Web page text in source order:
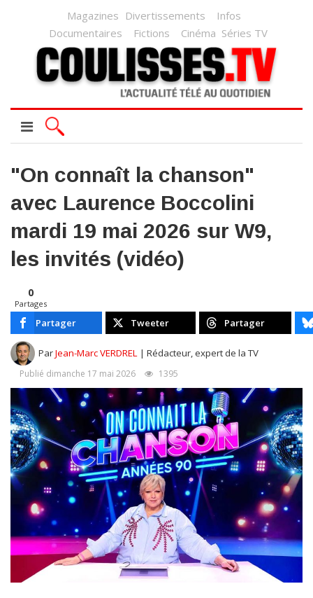
Magazines Divertissements
Infos
Documentaires
Fictions Cinéma Séries TV
"On connaît la chanson"
avec Laurence Boccolini
mardi 19 mai 2026 sur W9,
les invités (vidéo)
0
Partages
Partager Tweeter Partager
ParJean-Marc VERDREL | Rédacteur, expert de la TV
Publié dimanche 17 mai 2026 1395